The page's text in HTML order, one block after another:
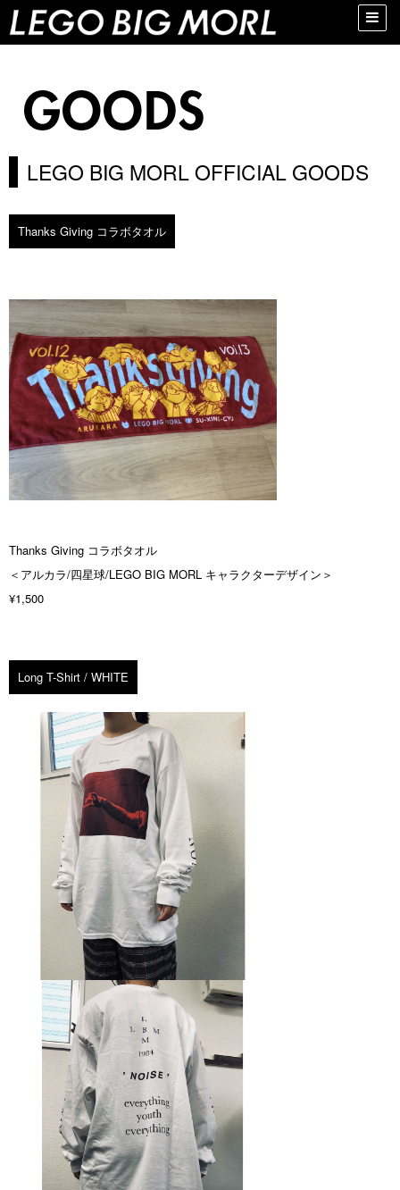
Toggle
LEGO BIG MORL OFFICIAL GOODS
Thanks Giving コラボタオル
Thanks Giving コラボタオル
＜アルカラ/四星球/LEGO BIG MORL キャラクターデザイン＞
¥1,500
Long T-Shirt / WHITE